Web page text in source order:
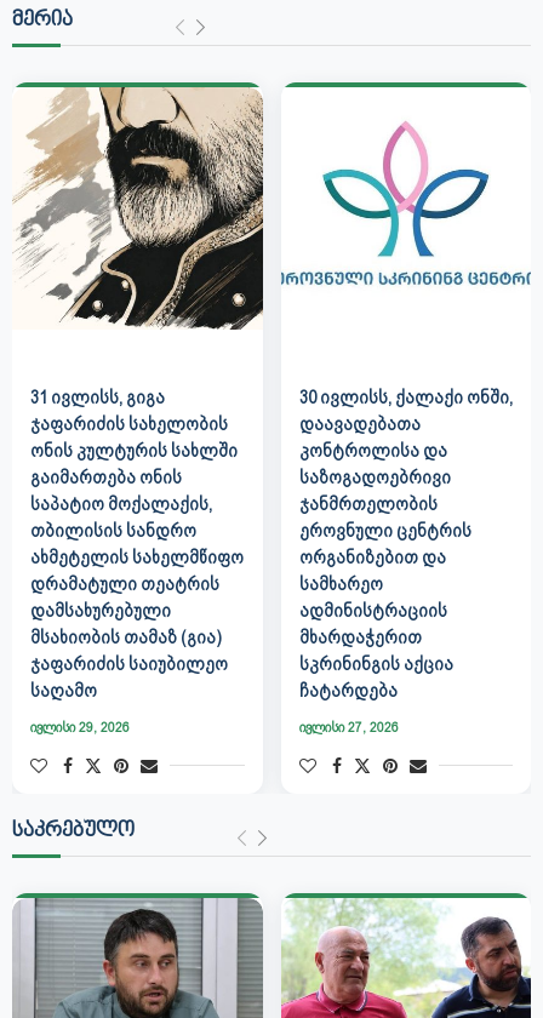
ᲛᲔᲠᲘᲐ
31 ᲘᲕᲚᲘᲡᲡ, ᲒᲘᲒᲐ
ᲯᲐᲤᲐᲠᲘᲫᲘᲡ ᲡᲐᲮᲔᲚᲝᲑᲘᲡ
ᲝᲜᲘᲡ ᲙᲣᲚᲢᲣᲠᲘᲡ ᲡᲐᲮᲚᲨᲘ
ᲒᲐᲘᲛᲐᲠᲗᲔᲑᲐ ᲝᲜᲘᲡ
ᲡᲐᲞᲐᲢᲘᲝ ᲛᲝᲥᲐᲚᲐᲥᲘᲡ,
ᲗᲑᲘᲚᲘᲡᲘᲡ ᲡᲐᲜᲓᲠᲝ
ᲐᲮᲛᲔᲢᲔᲚᲘᲡ ᲡᲐᲮᲔᲚᲛᲬᲘᲤᲝ
ᲓᲠᲐᲛᲐᲢᲣᲚᲘ ᲗᲔᲐᲢᲠᲘᲡ
ᲓᲐᲛᲡᲐᲮᲣᲠᲔᲑᲣᲚᲘ
ᲛᲡᲐᲮᲘᲝᲑᲘᲡ ᲗᲐᲛᲐᲖ (ᲒᲘᲐ)
ᲯᲐᲤᲐᲠᲘᲫᲘᲡ ᲡᲐᲘᲣᲑᲘᲚᲔᲝ
ᲡᲐᲦᲐᲛᲝ
ივლისი 29, 2026
30 ᲘᲕᲚᲘᲡᲡ, ᲥᲐᲚᲐᲥᲘ ᲝᲜᲨᲘ,
ᲓᲐᲐᲕᲐᲓᲔᲑᲐᲗᲐ
ᲙᲝᲜᲢᲠᲝᲚᲘᲡᲐ ᲓᲐ
ᲡᲐᲖᲝᲒᲐᲓᲝᲔᲑᲠᲘᲕᲘ
ᲯᲐᲜᲛᲠᲗᲔᲚᲝᲑᲘᲡ
ᲔᲠᲝᲕᲜᲣᲚᲘ ᲪᲔᲜᲢᲠᲘᲡ
ᲝᲠᲒᲐᲜᲘᲖᲔᲑᲘᲗ ᲓᲐ
ᲡᲐᲛᲮᲐᲠᲔᲝ
ᲐᲓᲛᲘᲜᲘᲡᲢᲠᲐᲪᲘᲘᲡ
ᲛᲮᲐᲠᲓᲐᲭᲔᲠᲘᲗ
ᲡᲙᲠᲘᲜᲘᲜᲒᲘᲡ ᲐᲥᲪᲘᲐ
ᲩᲐᲢᲐᲠᲓᲔᲑᲐ
ივლისი 27, 2026
ᲡᲐᲙᲠᲔᲑᲣᲚᲝ